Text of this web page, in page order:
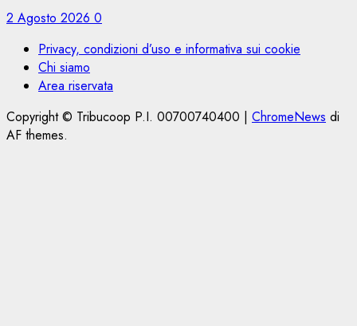
2 Agosto 2026 0
Privacy, condizioni d’uso e informativa sui cookie
Chi siamo
Area riservata
Copyright © Tribucoop P.I. 00700740400 | ChromeNews di
AF themes.